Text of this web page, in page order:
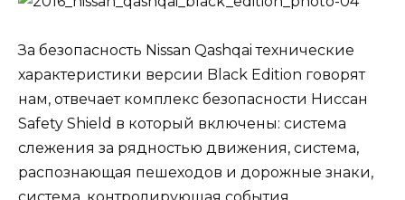
За безопасность Nissan Qashqai технические
характеристики версии Black Edition говорят
нам, отвечает комплекс безопасности Ниссан
Safety Shield в который включены: система
слежения за рядностью движения, система,
распознающая пешеходов и дорожные знаки,